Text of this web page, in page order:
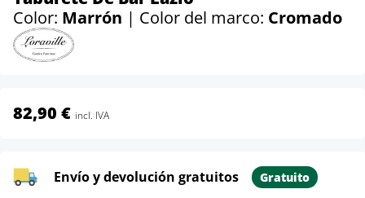
Color: Marrón | Color del marco: Cromado
82,90 € incl. IVA
Envío y devolución gratuitos Gratuito